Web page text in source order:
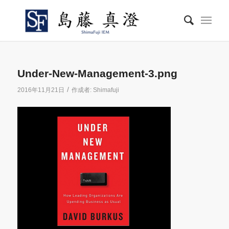
Under-New-Management-3.png
2016年11月21日 / 作成者: Shimafuji